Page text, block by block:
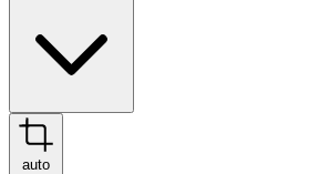
auto